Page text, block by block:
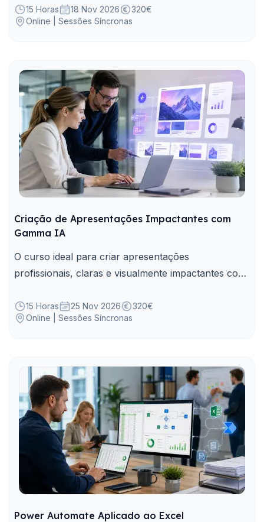
15 Horas 18 Nov 2026
320€
Online | Sessões Síncronas
Criação de Apresentações Impactantes com
Gamma IA
O curso ideal para criar apresentações
profissionais, claras e visualmente impactantes com
15 Horas 25 Nov 2026
320€
Online | Sessões Síncronas
Power Automate Aplicado ao Excel